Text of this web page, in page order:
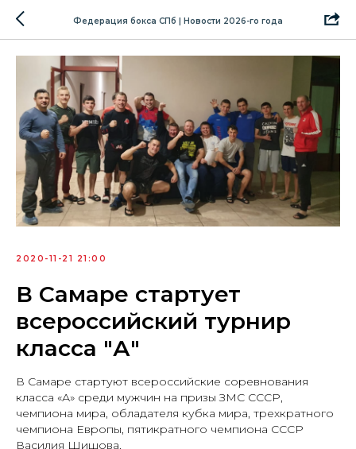
Федерация бокса СПб | Новости 2026-го года
2020-11-21 21:00
В Самаре стартует
всероссийский турнир
класса "А"
В Самаре стартуют всероссийские соревнования
класса «А» среди мужчин на призы ЗМС СССР,
чемпиона мира, обладателя кубка мира, трехкратного
чемпиона Европы, пятикратного чемпиона СССР
Василия Шишова.